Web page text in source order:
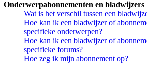
Onderwerpabonnementen en bladwijzers
Wat is het verschil tussen een
Hoe kan ik een bladwijzer of
specifieke onderwerpen?
Hoe kan ik een bladwijzer of
specifieke forums?
Hoe zeg ik mijn abonnement op?